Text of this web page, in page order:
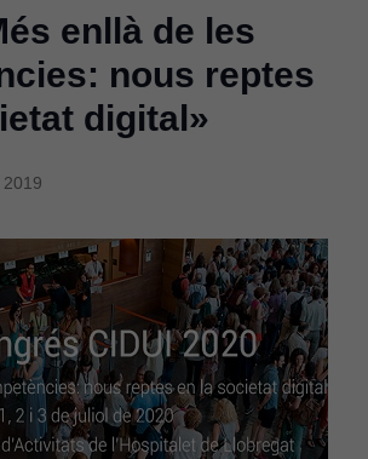
enllà de les
nous reptes
digital»